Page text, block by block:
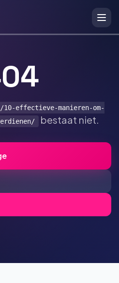
/10-effectieve-manieren-om-
bestaat niet.